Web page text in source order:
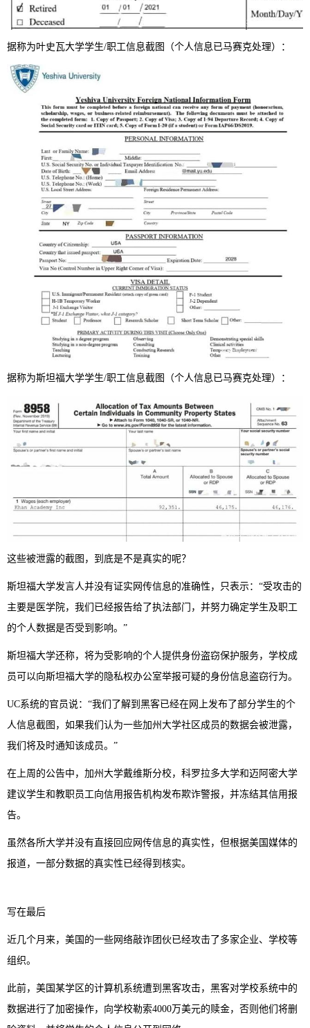
据称为叶史瓦大学学生/职工信息截图（个人信息已马赛克处理）：
据称为斯坦福大学学生/职工信息截图（个人信息已马赛克处理）：
这些被泄露的截图，到底是不是真实的呢？
斯坦福大学发言人并没有证实网传信息的准确性，只表示：“受攻击的
主要是医学院，我们已经报告给了执法部门，并努力确定学生及职工
的个人数据是否受到影响。”
斯坦福大学还称，将为受影响的个人提供身份盗窃保护服务，学校成
员可以向斯坦福大学的隐私权办公室举报可疑的身份信息盗窃行为。
UC系统的官员说：“我们了解到黑客已经在网上发布了部分学生的个
人信息截图，如果我们认为一些加州大学社区成员的数据会被泄露，
我们将及时通知该成员。”
在上周的公告中，加州大学戴维斯分校，科罗拉多大学和迈阿密大学
建议学生和教职员工向信用报告机构发布欺诈警报，并冻结其信用报
告。
虽然各所大学并没有直接回应网传信息的真实性，但根据美国媒体的
报道，一部分数据的真实性已经得到核实。
写在最后
近几个月来，美国的一些网络敲诈团伙已经攻击了多家企业、学校等
组织。
此前，美国某学区的计算机系统遭到黑客攻击，黑客对学校系统中的
数据进行了加密操作，向学校勒索4000万美元的赎金，否则他们将删